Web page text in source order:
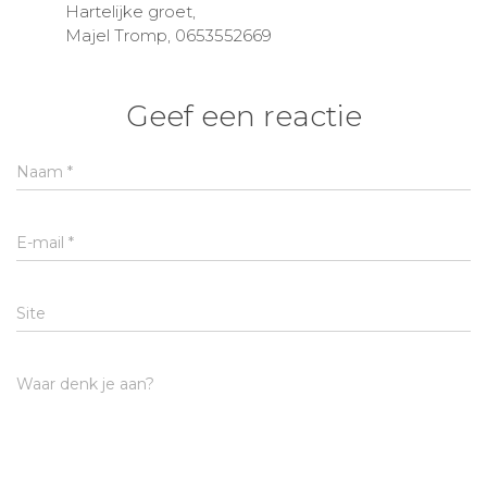
Hartelijke groet,
Majel Tromp, 0653552669
Geef een reactie
Naam *
E-mail *
Site
Waar denk je aan?